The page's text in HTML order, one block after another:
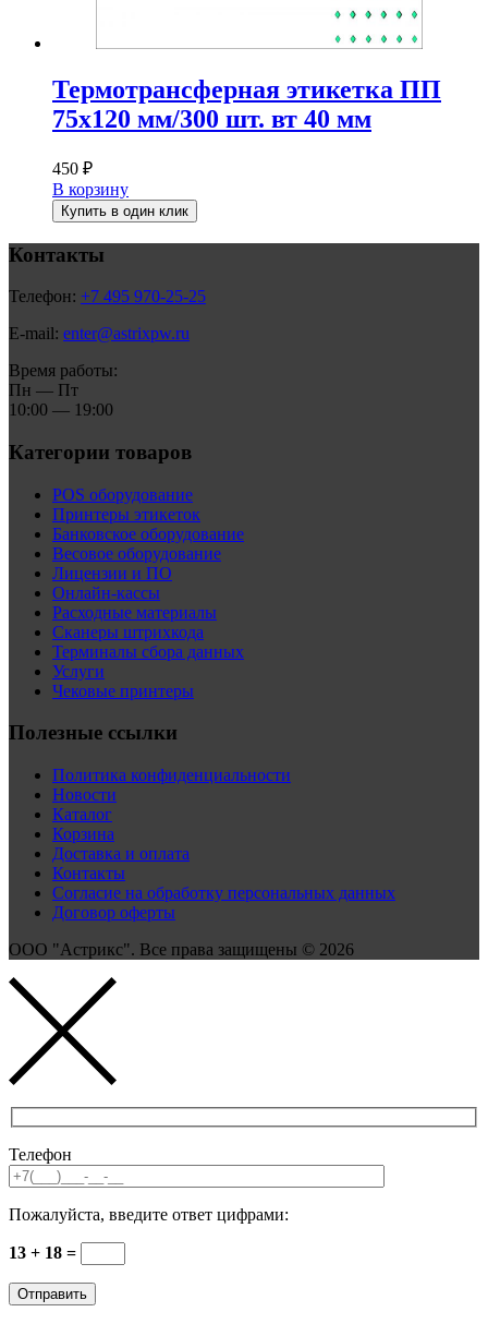
Термотрансферная этикетка ПП
75х120 мм/300 шт. вт 40 мм
450 ₽
В корзину
Купить в один клик
Контакты
Телефон: +7 495 970-25-25
E-mail: enter@astrixpw.ru
Время работы:
Пн — Пт
10:00 — 19:00
Категории товаров
POS оборудование
Принтеры этикеток
Банковское оборудование
Весовое оборудование
Лицензии и ПО
Онлайн-кассы
Расходные материалы
Сканеры штрихкода
Терминалы сбора данных
Услуги
Чековые принтеры
Полезные ссылки
Политика конфиденциальности
Новости
Каталог
Корзина
Доставка и оплата
Контакты
Согласие на обработку персональных данных
Договор оферты
ООО "Астрикс". Все права защищены © 2026
Телефон
Пожалуйста, введите ответ цифрами:
13 + 18 =